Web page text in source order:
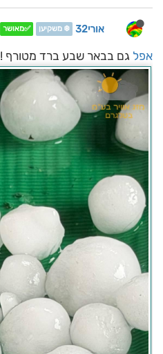
אורי32 ❄️ משקיען ✅מאושר
אפל גם בבאר שבע ברד מטורף !